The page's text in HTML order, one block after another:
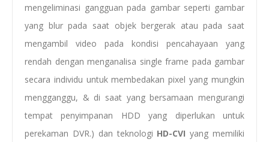
mengeliminasi gangguan pada gambar seperti gambar
yang blur pada saat objek bergerak atau pada saat
mengambil video pada kondisi pencahayaan yang
rendah dengan menganalisa single frame pada gambar
secara individu untuk membedakan pixel yang mungkin
mengganggu, & di saat yang bersamaan mengurangi
tempat penyimpanan HDD yang diperlukan untuk
perekaman DVR.) dan teknologi HD-CVI yang memiliki